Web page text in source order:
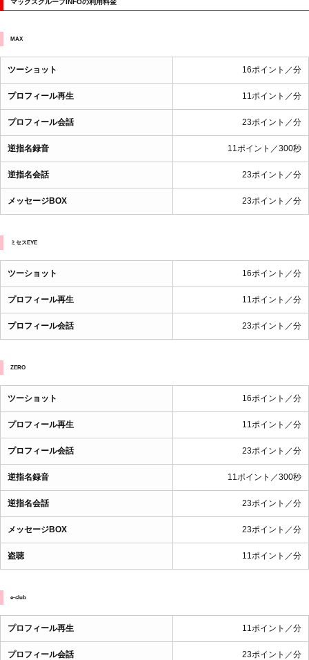
MAX
ツーショット 16ポイント／分
プロフィール再生 11ポイント／分
プロフィール会話 23ポイント／分
逆指名録音 11ポイント／300秒
逆指名会話 23ポイント／分
メッセージBOX 23ポイント／分
ミセスEYE
ツーショット 16ポイント／分
プロフィール再生 11ポイント／分
プロフィール会話 23ポイント／分
ZERO
ツーショット 16ポイント／分
プロフィール再生 11ポイント／分
プロフィール会話 23ポイント／分
逆指名録音 11ポイント／300秒
逆指名会話 23ポイント／分
メッセージBOX 23ポイント／分
盗聴 11ポイント／分
e-club
プロフィール再生 11ポイント／分
プロフィール会話 23ポイント／分